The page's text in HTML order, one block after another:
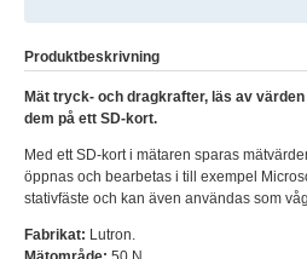
Produktbeskrivning
Mät tryck- och dragkrafter, läs av
dem på ett SD-kort.
Med ett SD-kort i mätaren sparas
öppnas och bearbetas i till exempel
stativfäste och kan även användas som
Fabrikat: Lutron.